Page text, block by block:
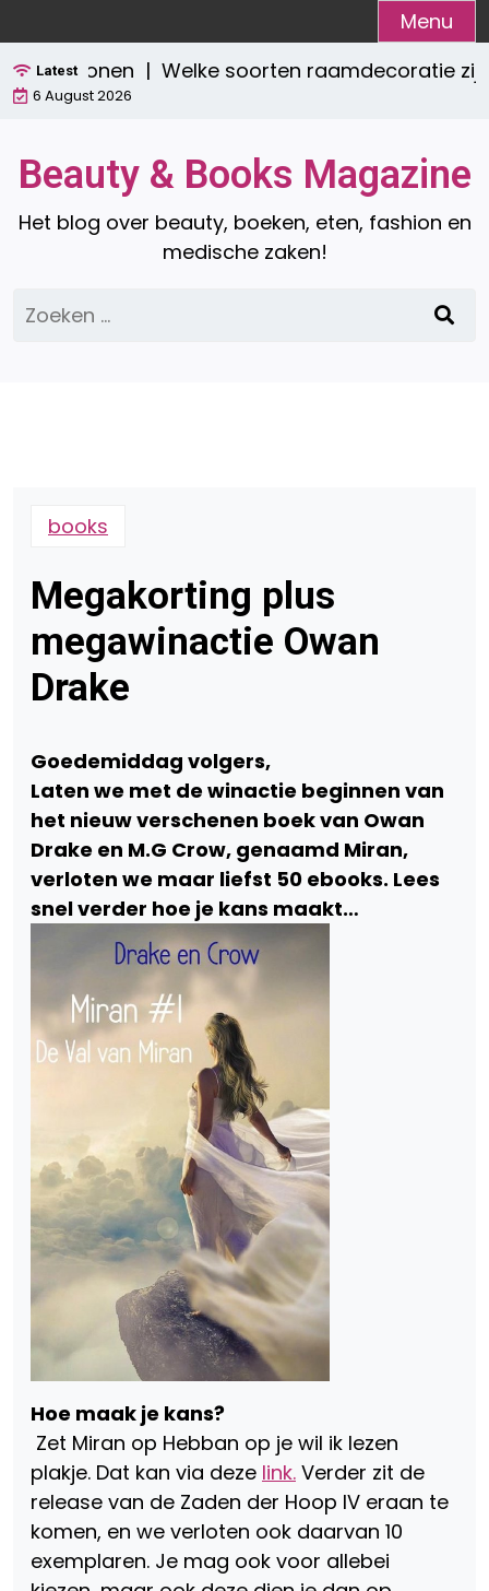
naar
de
inhoud
Menu
Latest
wonen |Welke soorten raamdecoratie zijn
6 August 2026
Beauty & Books Magazine
Het blog over beauty, boeken, eten, fashion en
medische zaken!
Zoeken
naar:
books
Megakorting plus
megawinactie Owan
Drake
Goedemiddag volgers,
Laten we met de winactie beginnen van
het nieuw verschenen boek van Owan
Drake en M.G Crow, genaamd Miran,
verloten we maar liefst 50 ebooks. Lees
snel verder hoe je kans maakt…
Hoe maak je kans?
Zet Miran op Hebban op je wil ik lezen
plakje. Dat kan via deze link. Verder zit de
release van de Zaden der Hoop IV eraan te
komen, en we verloten ook daarvan 10
exemplaren. Je mag ook voor allebei